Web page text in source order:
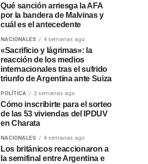
Qué sanción arriesga la AFA
por la bandera de Malvinas y
cuál es el antecedente
NACIONALES 4 semanas ago
«Sacrificio y lágrimas»: la
reacción de los medios
internacionales tras el sufrido
triunfo de Argentina ante Suiza
POLÍTICA 2 semanas ago
Cómo inscribirte para el sorteo
de las 53 viviendas del IPDUV
en Charata
NACIONALES 4 semanas ago
Los británicos reaccionaron a
la semifinal entre Argentina e